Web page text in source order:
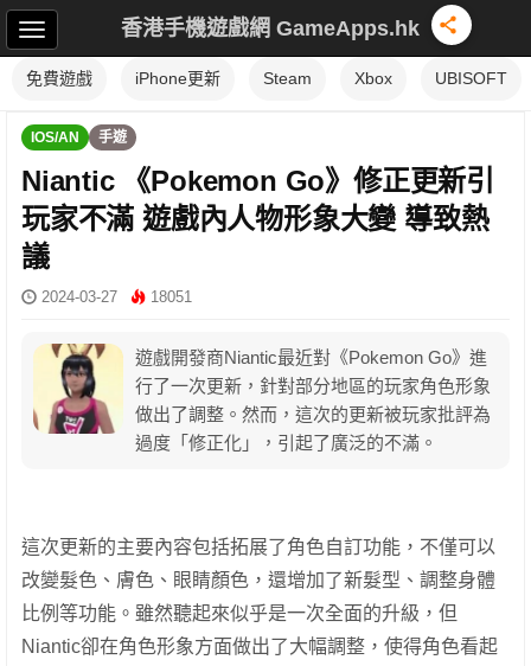
香港手機遊戲網 GameApps.hk
免費遊戲 iPhone更新 Steam Xbox UBISOFT
IOS/AN 手遊
Niantic 《Pokemon Go》修正更新引
玩家不滿 遊戲內人物形象大變 導致熱
議
2024-03-27 18051
遊戲開發商Niantic最近對《Pokemon Go》進
行了一次更新，針對部分地區的玩家角色形象
做出了調整。然而，這次的更新被玩家批評為
過度「修正化」，引起了廣泛的不滿。
這次更新的主要內容包括拓展了角色自訂功能，不僅可以
改變髮色、膚色、眼睛顏色，還增加了新髮型、調整身體
比例等功能。雖然聽起來似乎是一次全面的升級，但
Niantic卻在角色形象方面做出了大幅調整，使得角色看起